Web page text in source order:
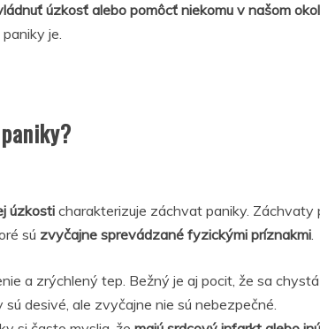
úzkosť alebo pomôcť niekomu v našom
je.
úzkosti charakterizuje záchvat paniky. Záchvaty
sú zvyčajne sprevádzané fyzickými príznakmi.
a zrýchlený tep. Bežný je aj pocit, že sa
desivé, ale zvyčajne nie sú nebezpečné.